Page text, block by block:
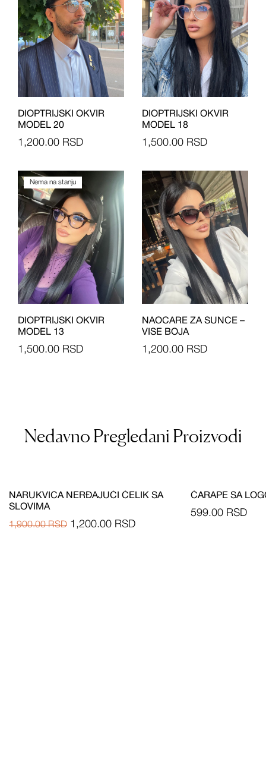
DIOPTRIJSKI OKVIR
MODEL 20
1,200.00 RSD
DIOPTRIJSKI OKVIR
MODEL 18
1,500.00 RSD
Nema na stanju
DIOPTRIJSKI OKVIR
MODEL 13
1,500.00 RSD
NAOCARE ZA SUNCE –
VISE BOJA
1,200.00 RSD
Nedavno Pregledani Proizvodi
NARUKVICA NERĐAJUĆI ČELIK SA
SLOVIMA
1,900.00RSD 1,200.00 RSD
ČARAPE SA
599.00 RSD